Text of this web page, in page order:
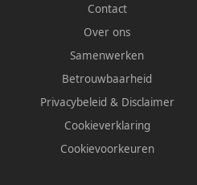
Contact
Over ons
Samenwerken
Betrouwbaarheid
Privacybeleid & Disclaimer
Cookieverklaring
Cookievoorkeuren